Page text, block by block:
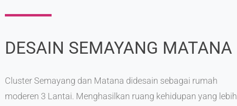
DESAIN SEMAYANG MATANA
Cluster Semayang dan Matana didesain sebagai rumah
moderen 3 Lantai. Menghasilkan ruang kehidupan yang lebih